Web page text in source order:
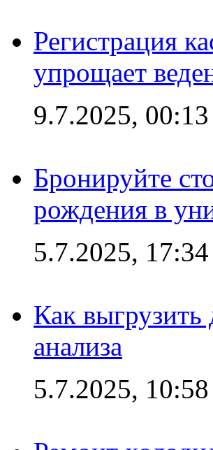
Регистрация
упрощает
9.7.2025, 00:13
Бронируйте
рождения в
5.7.2025, 17:34
Как
анализа
5.7.2025, 10:58